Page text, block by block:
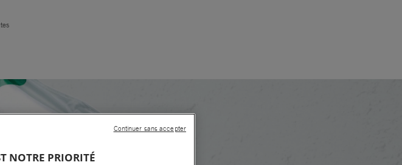
NOTRE PRIORITÉ
Continuer sans accepter